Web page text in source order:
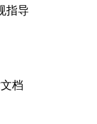
指导
档